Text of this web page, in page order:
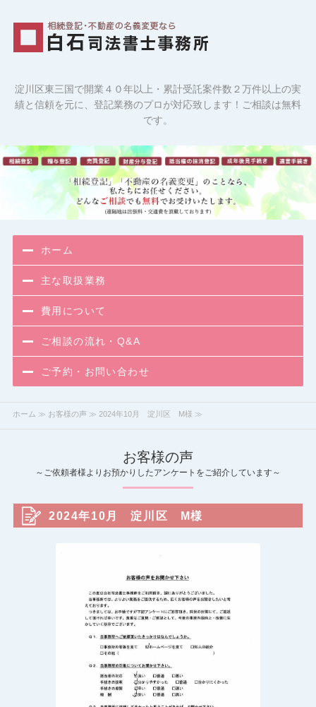
淀川区東三国で開業４０年以上・累計受託案件数２万件以上の実
績と信頼を元に、登記業務のプロが対応致します！ご相談は無料
です。
ホーム
主な取扱業務
費用について
ご相談の流れ・Q&A
ご予約・お問い合わせ
ホーム ≫ お客様の声≫ 2024年10月 淀川区 M様 ≫
お客様の声
～ご依頼者様よりお預かりしたアンケートをご紹介しています～
2024年10月 淀川区 M様